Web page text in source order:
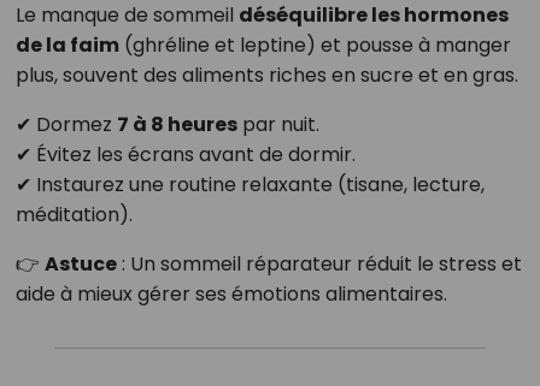
Le manque de sommeil déséquilibre les hormones
de la faim(ghréline et leptine) et pousse à manger
plus, souvent des aliments riches en sucre et en gras.
✔ Dormez 7 à 8 heurespar nuit.
✔ Évitez les écrans avant de dormir.
✔ Instaurez une routine relaxante (tisane, lecture,
méditation).
👉 Astuce: Un sommeil réparateur réduit le stress et
aide à mieux gérer ses émotions alimentaires.